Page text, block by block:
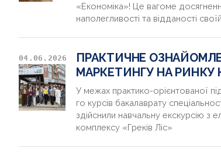
«Економіка»! Це вагоме
наполегливості та відданості
04.06.2026
ПРАКТИЧНЕ
МАРКЕТИНГУ НА РИНКУ
У межах практико-орієнтованої
го курсів бакалаврату
здійснили навчальну екскурсію
комплексу «Греків Ліс»